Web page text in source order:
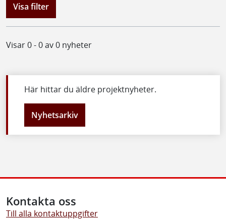
Visa filter
Visar 0 - 0 av 0 nyheter
Här hittar du äldre projektnyheter.
Nyhetsarkiv
Kontakta oss
Till alla kontaktuppgifter